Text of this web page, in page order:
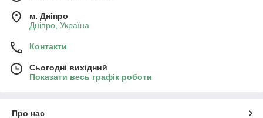
м. Дніпро
Дніпро, Україна
Контакти
Сьогодні вихідний
Показати весь графік роботи
Про нас